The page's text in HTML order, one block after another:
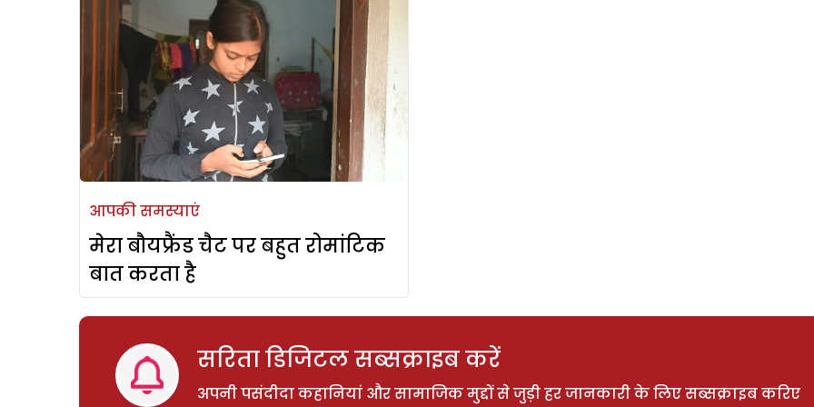
आपकी समस्याएं
मेरा बौयफ्रैंड चैट पर बहुत रोमांटिक
बात करता है
सरिता डिजिटल सब्सक्राइब करें
अपनी पसंदीदा कहानियां और सामाजिक मुद्दों से जुड़ी हर जानकारी के लिए सब्सक्राइब करिए